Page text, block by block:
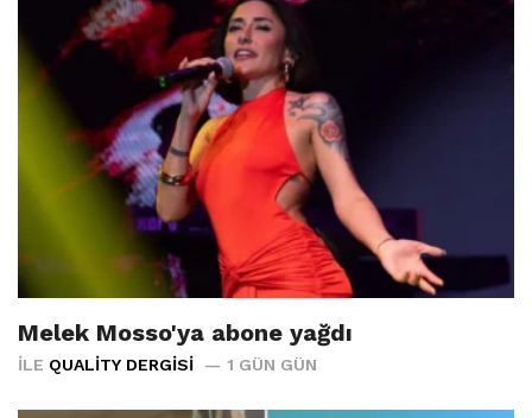
Melek Mosso'ya abone yağdı
İLE QUALITY DERGISI 1 GÜN GÜN